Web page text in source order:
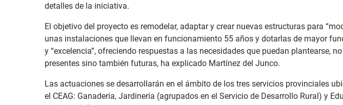
detalles de la iniciativa.
El objetivo del proyecto es remodelar, adaptar y crear nuevas estructuras para
unas instalaciones que llevan en funcionamiento 55 años y dotarlas de mayor
y “excelencia”, ofreciendo respuestas a las necesidades que puedan plantearse,
presentes sino también futuras, ha explicado Martínez del Junco.
Las actuaciones se desarrollarán en el ámbito de los tres servicios provinciales
el CEAG: Ganadería, Jardinería (agrupados en el Servicio de Desarrollo Rural) y